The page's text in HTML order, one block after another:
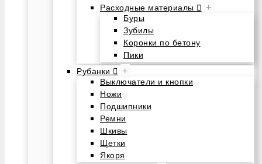
Расходные материалы
+
Буры
Зубилы
Коронки по бетону
Пики
Рубанки
+
Выключатели и кнопки
Ножи
Подшипники
Ремни
Шкивы
Щетки
Якоря